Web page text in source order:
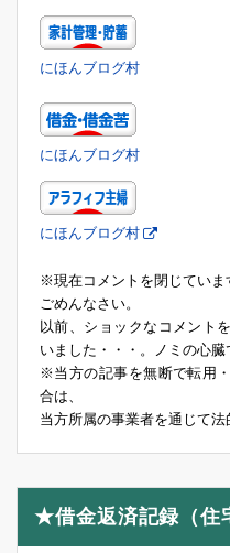
にほんブログ村
にほんブログ村
にほんブログ村
※現在コメントを閉じていま
ごめんなさい。
以前、ショックなコメント
いました・・・。ノミの心臓
※当方の記事を無断で転用
合は、
当方所属の事業者を通じて法
★借金返済記録（住